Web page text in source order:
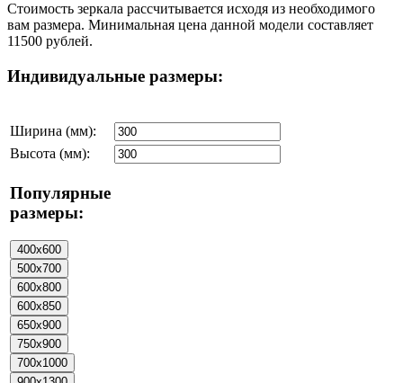
Стоимость зеркала рассчитывается исходя из необходимого
вам размера. Минимальная цена данной модели составляет
11500 рублей.
Индивидуальные размеры:
Ширина (мм):
Высота (мм):
Популярные
размеры: